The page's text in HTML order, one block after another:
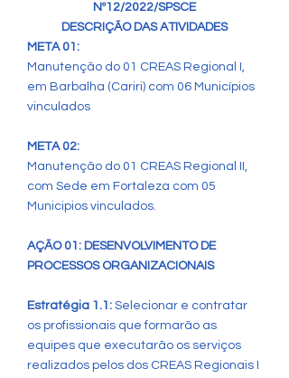
Nº12/2022/SPSCE
DESCRIÇÃO DAS ATIVIDADES
META 01:
Manutenção do 01 CREAS Regional I,
em Barbalha (Cariri) com 06 Municípios
vinculados
META 02:
Manutenção do 01 CREAS Regional II,
com Sede em Fortaleza com 05
Municipios vinculados.
AÇÃO 01: DESENVOLVIMENTO DE
PROCESSOS ORGANIZACIONAIS
Estratégia 1.1: Selecionar e contratar
os profissionais que formarão as
equipes que executarão os serviços
realizados pelos dos CREAS Regionais I